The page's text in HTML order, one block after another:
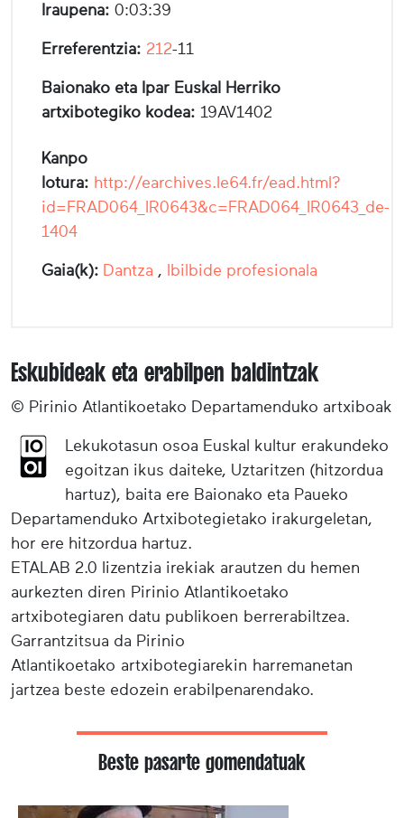
Iraupena: 0:03:39
Erreferentzia: 212-11
Baionako eta Ipar Euskal Herriko
artxibotegiko kodea: 19AV1402
Kanpo
lotura: http://earchives.le64.fr/ead.html?
id=FRAD064_IR0643&c=FRAD064_IR0643_de-
1404
Gaia(k): Dantza , Ibilbide profesionala
Eskubideak eta erabilpen baldintzak
© Pirinio Atlantikoetako Departamenduko artxiboak
Lekukotasun osoa Euskal kultur erakundeko
egoitzan ikus daiteke, Uztaritzen (hitzordua
hartuz), baita ere Baionako eta Paueko
Departamenduko Artxibotegietako irakurgeletan,
hor ere hitzordua hartuz.
ETALAB 2.0 lizentzia irekiak arautzen du hemen
aurkezten diren Pirinio Atlantikoetako
artxibotegiaren datu publikoen berrerabiltzea.
Garrantzitsua da Pirinio
Atlantikoetako artxibotegiarekin harremanetan
jartzea beste edozein erabilpenarendako.
Beste pasarte gomendatuak